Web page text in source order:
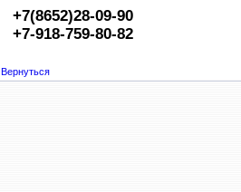
+7(8652)28-09-90
+7-918-759-80-82
Вернуться